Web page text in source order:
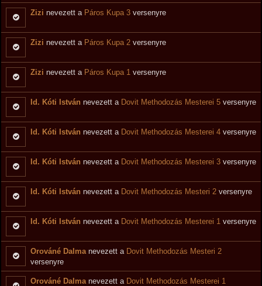
Zizi nevezett a Páros Kupa 3 versenyre
Zizi nevezett a Páros Kupa 2 versenyre
Zizi nevezett a Páros Kupa 1 versenyre
Id. Kóti István nevezett a Dovit Methodozás Mesterei 5 versenyre
Id. Kóti István nevezett a Dovit Methodozás Mesterei 4 versenyre
Id. Kóti István nevezett a Dovit Methodozás Mesterei 3 versenyre
Id. Kóti István nevezett a Dovit Methodozás Mesteri 2 versenyre
Id. Kóti István nevezett a Dovit Methodozás Mesterei 1 versenyre
Orováné Dalma nevezett a Dovit Methodozás Mesteri 2
versenyre
Orováné Dalma nevezett a Dovit Methodozás Mesterei 1